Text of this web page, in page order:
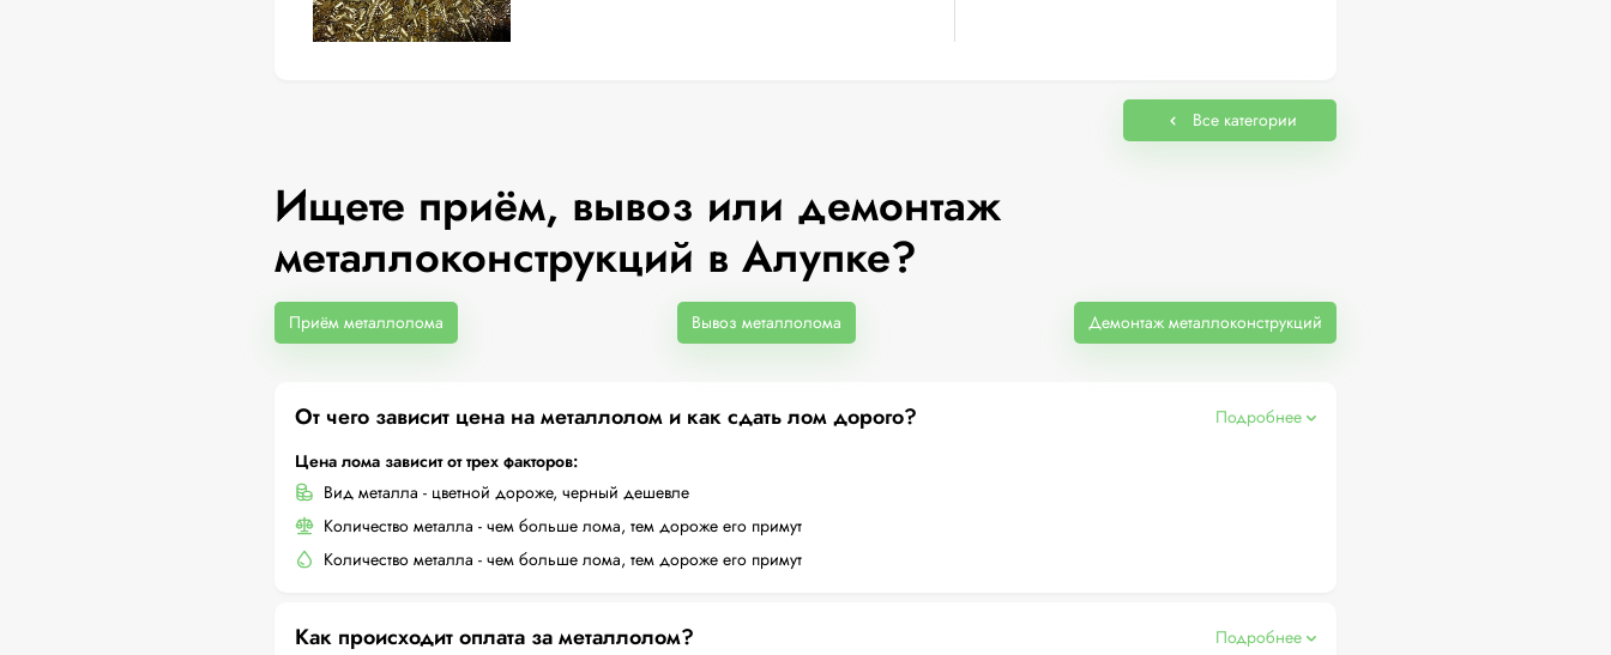
Все категории
Ищете приём, вывоз или демонтаж
металлоконструкций в Алупке?
Приём металлолома Вывоз металлолома Демонтаж металлоконструкций
От чего зависит цена на металлолом и как сдать лом дорого?
Подробнее
Цена лома зависит от трех факторов:
Вид металла - цветной дороже, черный дешевле
Количество металла - чем больше лома, тем дороже его примут
Количество металла - чем больше лома, тем дороже его примут
Как происходит оплата за металлолом?
Подробнее